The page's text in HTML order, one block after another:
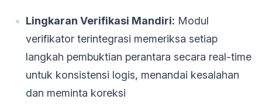
Lingkaran Verifikasi Mandiri: Modul
verifikator terintegrasi memeriksa setiap
langkah pembuktian perantara secara real-time
untuk konsistensi logis, menandai kesalahan
dan meminta koreksi